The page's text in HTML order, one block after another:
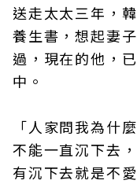
送走太太三年，
養生書，想起妻
過，現在的他，
中。
「人家問我為什
不能一直沉下去
有沉下去就是不